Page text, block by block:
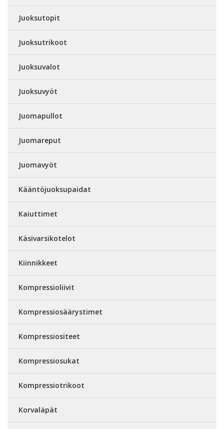
Juoksutopit
Juoksutrikoot
Juoksuvalot
Juoksuvyöt
Juomapullot
Juomareput
Juomavyöt
Kääntöjuoksupaidat
Kaiuttimet
Käsivarsikotelot
Kiinnikkeet
Kompressioliivit
Kompressiosäärystimet
Kompressiositeet
Kompressiosukat
Kompressiotrikoot
Korvaläpät